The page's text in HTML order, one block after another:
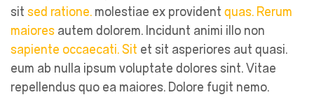
sit sed ratione. molestiae ex provident quas. Rerum
maiores autem dolorem. Incidunt animi illo non
sapiente occaecati. Sit et sit asperiores aut quasi.
eum ab nulla ipsum voluptate dolores sint. Vitae
repellendus quo ea maiores. Dolore fugit nemo.